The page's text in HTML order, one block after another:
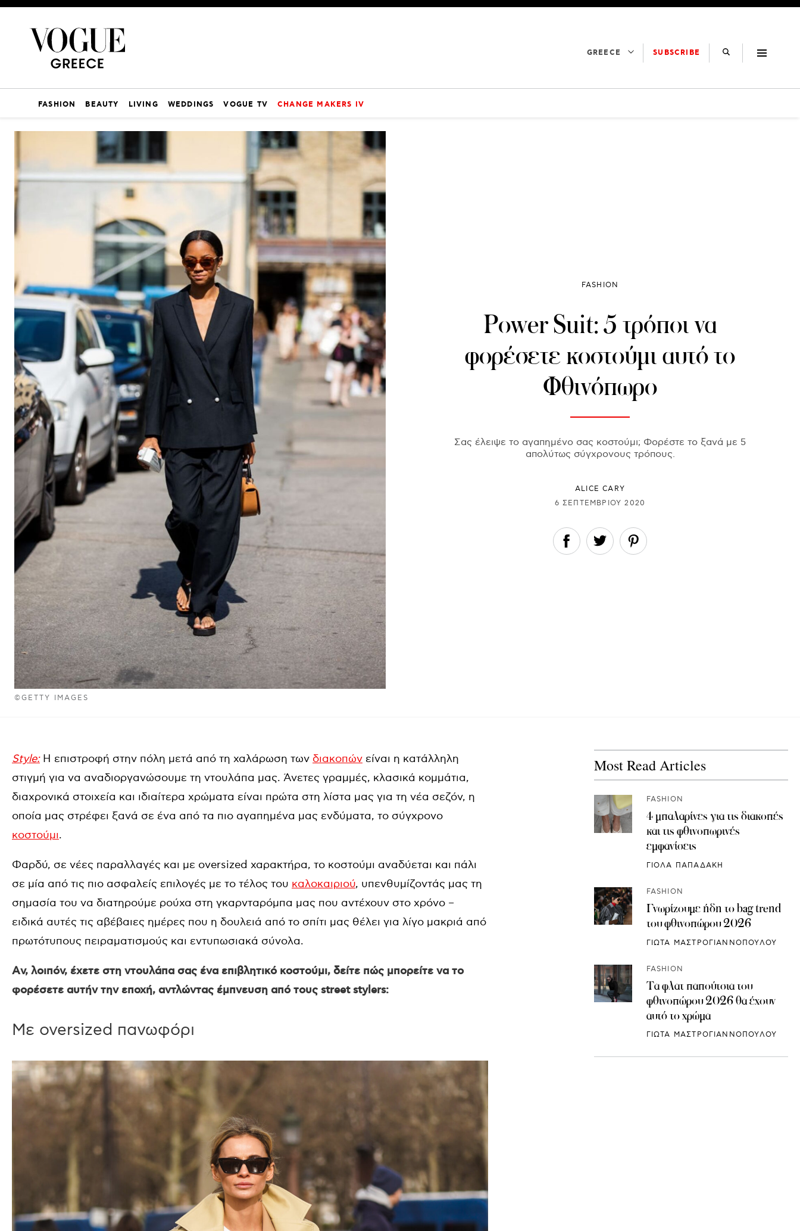
GREECE SUBSCRIBE
FASHION BEAUTY LIVING WEDDINGS VOGUE TV CHANGE MAKERS IV
©GETTY IMAGES
FASHION
Power Suit: 5 τρόποι να
φορέσετε κοστούμι αυτό το
Φθινόπωρο
Σας έλειψε το αγαπημένο σας κοστούμι; Φορέστε το ξανά με 5
απολύτως σύγχρονους τρόπους.
ALICE CARY
6 ΣΕΠΤΕΜΒΡΊΟΥ 2020
Style:Η επιστροφή στην πόλη μετά από τη χαλάρωση των διακοπών είναι η κατάλληλη
στιγμή για να αναδιοργανώσουμε τη ντουλάπα μας. Άνετες γραμμές, κλασικά κομμάτια,
διαχρονικά στοιχεία και ιδιαίτερα χρώματα είναι πρώτα στη λίστα μας για τη νέα σεζόν, η
οποία μας στρέφει ξανά σε ένα από τα πιο αγαπημένα μας ενδύματα, το σύγχρονο
κοστούμι.
Φαρδύ, σε νέες παραλλαγές και με oversized χαρακτήρα, το κοστούμι αναδύεται και πάλι
σε μία από τις πιο ασφαλείς επιλογές με το τέλος του καλοκαιριού, υπενθυμίζοντάς μας τη
σημασία του να διατηρούμε ρούχα στη γκαρνταρόμπα μας που αντέχουν στο χρόνο –
ειδικά αυτές τις αβέβαιες ημέρες που η δουλειά από το σπίτι μας θέλει για λίγο μακριά από
πρωτότυπους πειραματισμούς και εντυπωσιακά σύνολα.
Aν, λοιπόν, έχετε στη ντουλάπα σας ένα επιβλητικό κοστούμι, δείτε πώς μπορείτε να το
φορέσετε αυτήν την εποχή, αντλώντας έμπνευση από τους street stylers:
Με oversized πανωφόρι
Most Read Articles
FASHION
4 μπαλαρίνες για τις διακοπές
και τις φθινοπωρινές
εμφανίσεις
ΓΙΟΛΑ ΠΑΠΑΔΑΚΗ
FASHION
Γνωρίζουμε ήδη το bag trend
του φθινοπώρου 2026
ΓΙΩΤΑ ΜΑΣΤΡΟΓΙΑΝΝΟΠΟΥΛΟΥ
FASHION
Τα φλατ παπούτσια του
φθινοπώρου 2026 θα έχουν
αυτό το χρώμα
ΓΙΩΤΑ ΜΑΣΤΡΟΓΙΑΝΝΟΠΟΥΛΟΥ